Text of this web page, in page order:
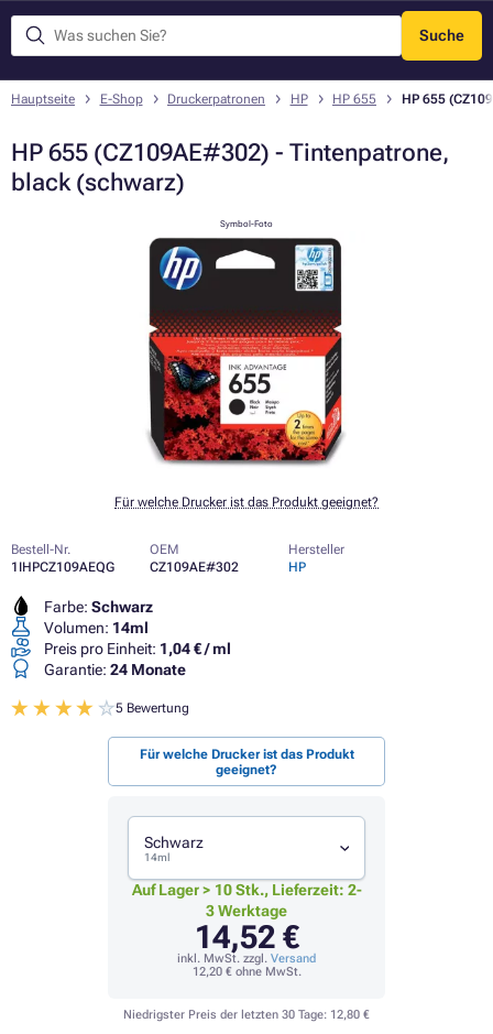
Suche
Menü
Hauptseite E-Shop Druckerpatronen HP HP 655 HP 655
HP 655 (CZ109AE#302) - Tintenpatrone,
black (schwarz)
Symbol-Foto
Für welche Drucker ist das Produkt geeignet?
Bestell-Nr.
1IHPCZ109AEQG
OEM
CZ109AE#302
Hersteller
HP
Farbe: Schwarz
Volumen: 14ml
Preis pro Einheit: 1,04 € / ml
Garantie: 24 Monate
5 Bewertung
Für welche Drucker ist das Produkt
geeignet?
Schwarz
14ml
Auf Lager > 10 Stk., Lieferzeit: 2-
3 Werktage
14,52 €
inkl. MwSt. zzgl. Versand
12,20 €ohne MwSt.
Niedrigster Preis der letzten 30 Tage: 12,80 €